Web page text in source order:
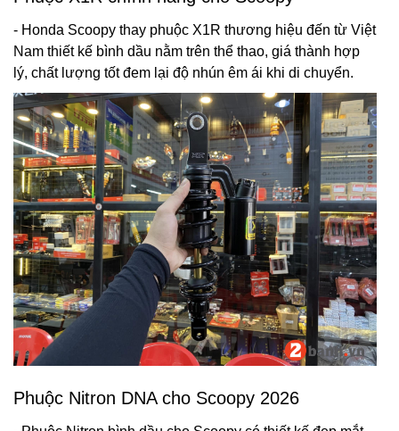
- Honda Scoopy thay phuộc X1R thương hiệu đến từ Việt
Nam thiết kế bình dầu nằm trên thể thao, giá thành hợp
lý, chất lượng tốt đem lại độ nhún êm ái khi di chuyển.
Phuộc Nitron DNA cho Scoopy 2026